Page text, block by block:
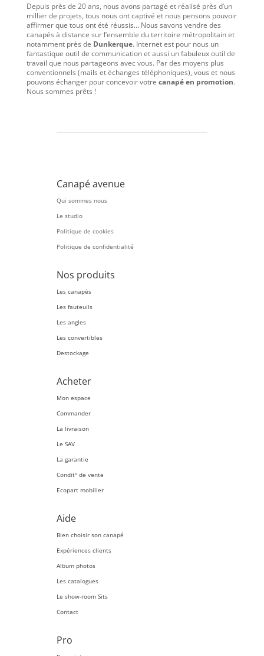
Depuis près de 20 ans, nous avons partagé et réalisé près d’un
millier de projets, tous nous ont captivé et nous pensons pouvoir
affirmer que tous ont été réussis… Nous savons vendre des
canapés à distance sur l’ensemble du territoire métropolitain et
notamment près de Dunkerque. Internet est pour nous un
fantastique outil de communication et aussi un fabuleux outil de
travail que nous partageons avec vous. Par des moyens plus
conventionnels (mails et échanges téléphoniques), vous et nous
pouvons échanger pour concevoir votre canapé en promotion.
Nous sommes prêts !
Canapé avenue
Qui sommes nous
Le studio
Politique de cookies
Politique de confidentialité
Nos produits
Les canapés
Les fauteuils
Les angles
Les convertibles
Destockage
Acheter
Mon espace
Commander
La livraison
Le SAV
La garantie
Condit° de vente
Ecopart mobilier
Aide
Bien choisir son canapé
Expériences clients
Album photos
Les catalogues
Le show-room Sits
Contact
Pro